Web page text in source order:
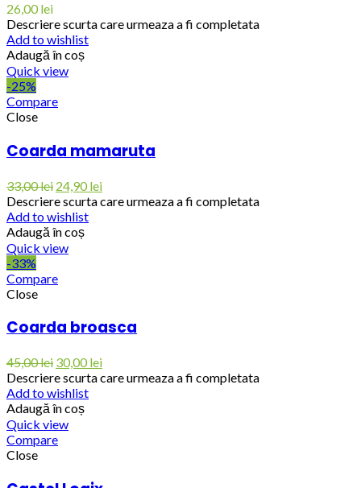
26,00lei
Descriere scurta care urmeaza a fi completata
Add to wishlist
Adaugă în coș
Quick view
-25%
Compare
Close
Coarda mamaruta
33,00lei 24,90lei
Descriere scurta care urmeaza a fi completata
Add to wishlist
Adaugă în coș
Quick view
-33%
Compare
Close
Coarda broasca
45,00lei 30,00lei
Descriere scurta care urmeaza a fi completata
Add to wishlist
Adaugă în coș
Quick view
Compare
Close